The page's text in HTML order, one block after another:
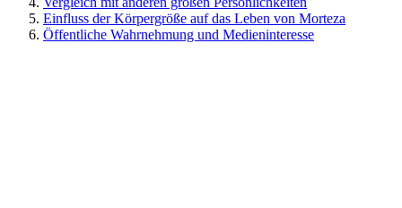
Einfluss der Körpergröße auf das Leben von Morteza
Öffentliche Wahrnehmung und Medieninteresse